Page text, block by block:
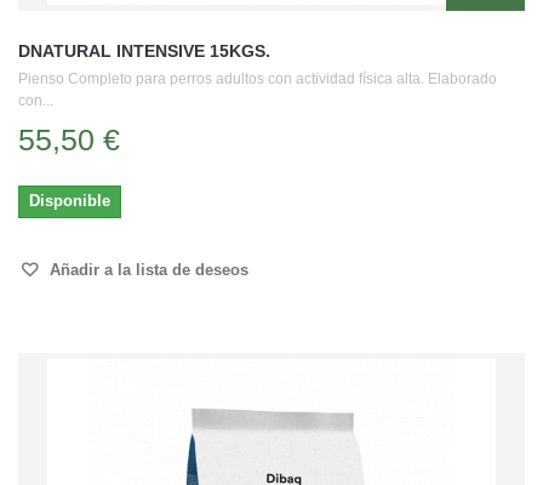
DNATURAL INTENSIVE 15KGS.
Pienso Completo para perros adultos con actividad física alta. Elaborado
con...
55,50 €
Disponible
Añadir a la lista de deseos